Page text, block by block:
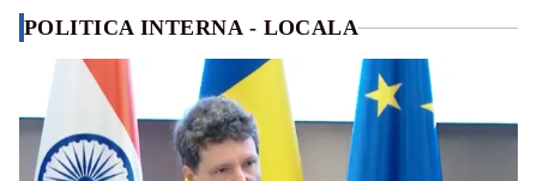
POLITICA INTERNA - LOCALA